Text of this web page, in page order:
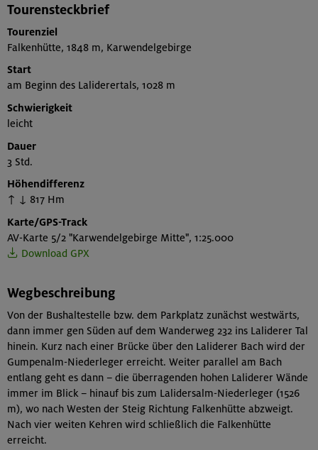
Tourensteckbrief
Tourenziel
Falkenhütte, 1848 m, Karwendelgebirge
Start
am Beginn des Laliderertals, 1028 m
Schwierigkeit
leicht
Dauer
3 Std.
Höhendifferenz
↑ ↓ 817 Hm
Karte/GPS-Track
AV-Karte 5/2 "Karwendelgebirge Mitte", 1:25.000
Download GPX
Wegbeschreibung
Von der Bushaltestelle bzw. dem Parkplatz zunächst westwärts,
dann immer gen Süden auf dem Wanderweg 232 ins Laliderer Tal
hinein. Kurz nach einer Brücke über den Laliderer Bach wird der
Gumpenalm-Niederleger erreicht. Weiter parallel am Bach
entlang geht es dann – die überragenden hohen Laliderer Wände
immer im Blick – hinauf bis zum Lalidersalm-Niederleger (1526
m), wo nach Westen der Steig Richtung Falkenhütte abzweigt.
Nach vier weiten Kehren wird schließlich die Falkenhütte
erreicht.